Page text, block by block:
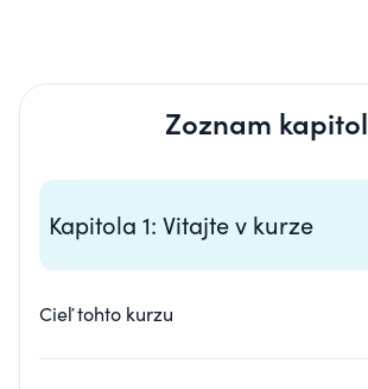
Zoznam kapitol
Kapitola 1: Vitajte v kurze
Cieľ tohto kurzu